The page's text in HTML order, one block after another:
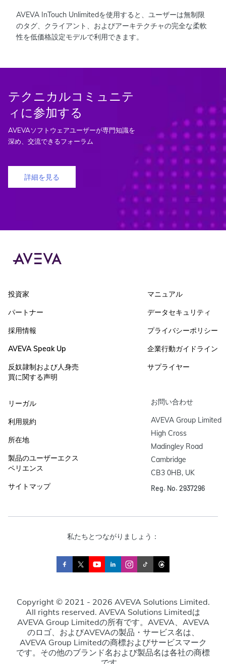
AVEVA InTouch Unlimitedを使用すると、ユーザーは無制限
のタグ、クライアント、およびアーキテクチャの完全な柔軟
性を低価格設定モデルで利用できます。
テクニカルコミュニテ
ィに参加する
AVEVAソフトウェアユーザーが専門知識を
深め、交流できるフォーラム
詳細を見る
投資家
パートナー
採用情報
AVEVA Speak Up
反奴隷制および人身売
買に関する声明
マニュアル
データセキュリティ
プライバシーポリシー
企業行動ガイドライン
サプライヤー
リーガル
利用規約
所在地
製品のユーザーエクス
ペリエンス
サイトマップ
お問い合わせ
AVEVA Group Limited
High Cross
Madingley Road
Cambridge
CB3 0HB, UK
Reg. No. 2937296
私たちとつながりましょう：
Copyright © 2021 - 2026 AVEVA Solutions Limited.
All rights reserved. AVEVA Solutions Limitedは
AVEVA Group Limitedの所有です。AVEVA、AVEVA
のロゴ、およびAVEVAの製品・サービス名は、
AVEVA Group Limitedの商標およびサービスマーク
です。その他のブランド名および製品名は各社の商標